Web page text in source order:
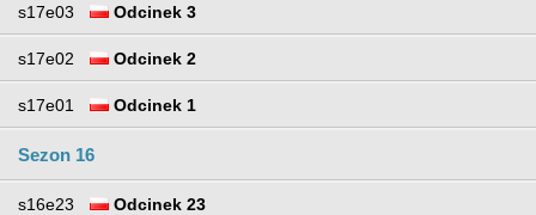
s17e03 Odcinek 3
s17e02 Odcinek 2
s17e01 Odcinek 1
Sezon 16
s16e23 Odcinek 23